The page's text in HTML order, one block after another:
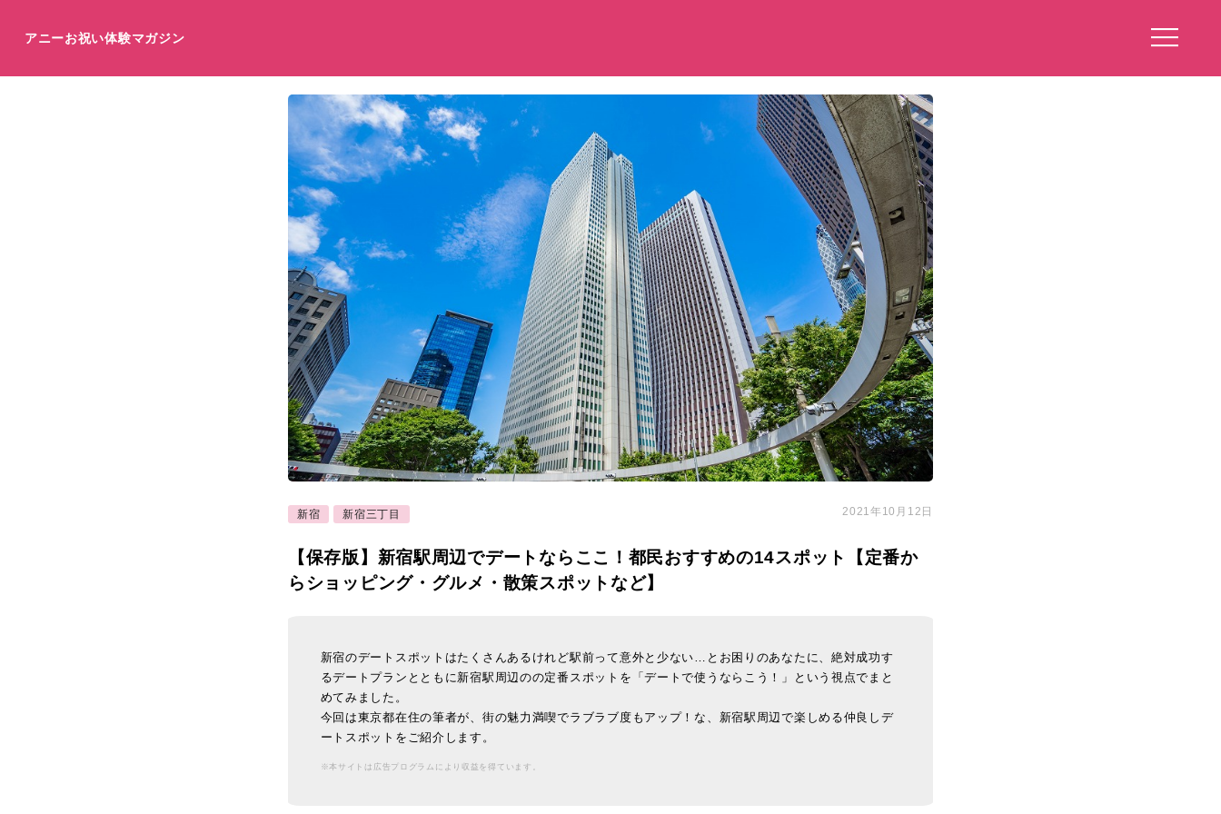
アニーお祝い体験マガジン
新宿 新宿三丁目 2021年10月12日
【保存版】新宿駅周辺でデートならここ！都民おすすめの14スポット【定番か
らショッピング・グルメ・散策スポットなど】
新宿のデートスポットはたくさんあるけれど駅前って意外と少ない…とお困りのあなたに、絶対成功す
るデートプランとともに新宿駅周辺のの定番スポットを「デートで使うならこう！」という視点でまと
めてみました。
今回は東京都在住の筆者が、街の魅力満喫でラブラブ度もアップ！な、新宿駅周辺で楽しめる仲良しデ
ートスポットをご紹介します。
※本サイトは広告プログラムにより収益を得ています。